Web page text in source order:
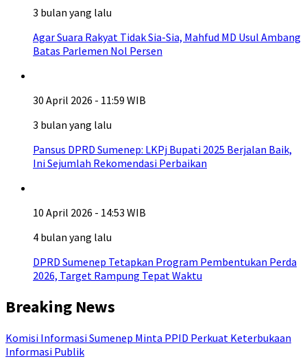
3 bulan yang lalu
Agar Suara Rakyat Tidak Sia-Sia, Mahfud MD Usul Ambang
Batas Parlemen Nol Persen
30 April 2026 - 11:59 WIB
3 bulan yang lalu
Pansus DPRD Sumenep: LKPj Bupati 2025 Berjalan Baik,
Ini Sejumlah Rekomendasi Perbaikan
10 April 2026 - 14:53 WIB
4 bulan yang lalu
DPRD Sumenep Tetapkan Program Pembentukan Perda
2026, Target Rampung Tepat Waktu
Breaking News
Komisi Informasi Sumenep Minta PPID Perkuat Keterbukaan
Informasi Publik